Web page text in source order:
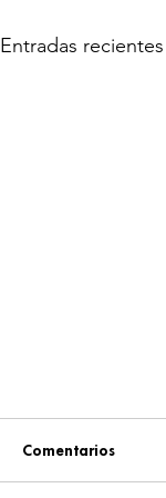
Entradas recientes
Comentarios